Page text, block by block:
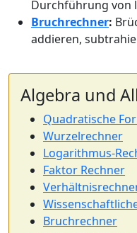
Durchführung von
Bruchrechner:
addieren,
Algebra und
Quadratische
Wurzelrechner
Logarithmus-
Faktor Rechner
Bruchrechner